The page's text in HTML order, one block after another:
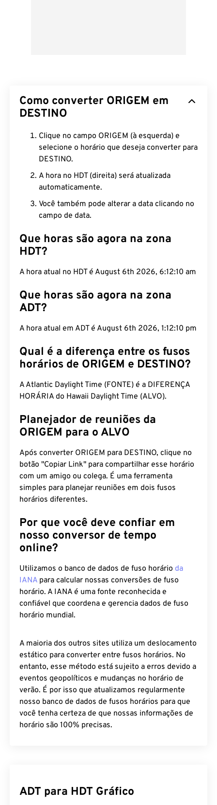
Como converter ORIGEM em
DESTINO
Clique no campo ORIGEM (à esquerda) e
selecione o horário que deseja converter para
DESTINO.
A hora no HDT (direita) será atualizada
automaticamente.
Você também pode alterar a data clicando no
campo de data.
Que horas são agora na zona
HDT?
A hora atual no HDT é August 6th 2026, 6:12:11 am
Que horas são agora na zona
ADT?
A hora atual em ADT é August 6th 2026, 1:12:11 pm
Qual é a diferença entre os fusos
horários de ORIGEM e DESTINO?
A Atlantic Daylight Time (FONTE) é a DIFERENÇA
HORÁRIA do Hawaii Daylight Time (ALVO).
Planejador de reuniões da
ORIGEM para o ALVO
Após converter ORIGEM para DESTINO, clique no
botão "Copiar Link" para compartilhar esse horário
com um amigo ou colega. É uma ferramenta
simples para planejar reuniões em dois fusos
horários diferentes.
Por que você deve confiar em
nosso conversor de tempo
online?
Utilizamos o banco de dados de fuso horário da
IANA para calcular nossas conversões de fuso
horário. A IANA é uma fonte reconhecida e
confiável que coordena e gerencia dados de fuso
horário mundial.
A maioria dos outros sites utiliza um deslocamento
estático para converter entre fusos horários. No
entanto, esse método está sujeito a erros devido a
eventos geopolíticos e mudanças no horário de
verão. É por isso que atualizamos regularmente
nosso banco de dados de fusos horários para que
você tenha certeza de que nossas informações de
horário são 100% precisas.
ADT para HDT Gráfico